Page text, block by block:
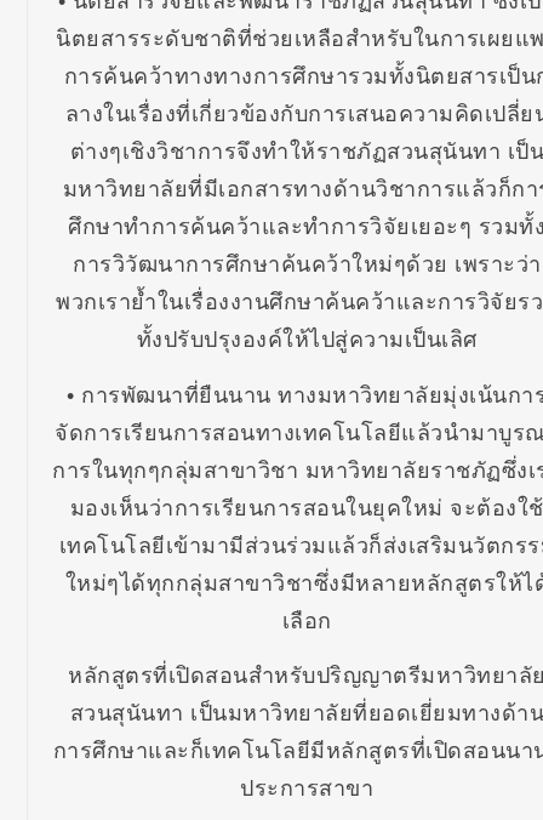
นิตยสารระดับชาติที่ช่วยเหลือสำหรับในการเผยแ
การค้นคว้าทางทางการศึกษารวมทั้งนิตยสารเป็น
ลางในเรื่องที่เกี่ยวข้องกับการเสนอความคิดเปลี่ย
ต่างๆเชิงวิชาการจึงทำให้ราชภัฏสวนสุนันทา เป็
มหาวิทยาลัยที่มีเอกสารทางด้านวิชาการแล้วก็กา
ศึกษาทำการค้นคว้าและทำการวิจัยเยอะๆ รวมทั้
การวิวัฒนาการศึกษาค้นคว้าใหม่ๆด้วย เพราะว่า
พวกเราย้ำในเรื่องงานศึกษาค้นคว้าและการวิจัยร
ทั้งปรับปรุงองค์ให้ไปสู่ความเป็นเลิศ
• การพัฒนาที่ยืนนาน ทางมหาวิทยาลัยมุ่งเน้นกา
จัดการเรียนการสอนทางเทคโนโลยีแล้วนำมาบูร
การในทุกๆกลุ่มสาขาวิชา มหาวิทยาลัยราชภัฏซึ่งเ
มองเห็นว่าการเรียนการสอนในยุคใหม่ จะต้องใช้
เทคโนโลยีเข้ามามีส่วนร่วมแล้วก็ส่งเสริมนวัตกร
ใหม่ๆได้ทุกกลุ่มสาขาวิชาซึ่งมีหลายหลักสูตรให้ไ
เลือก
หลักสูตรที่เปิดสอนสำหรับปริญญาตรีมหาวิทยาลั
สวนสุนันทา เป็นมหาวิทยาลัยที่ยอดเยี่ยมทางด้า
การศึกษาและก็เทคโนโลยีมีหลักสูตรที่เปิดสอนนา
ประการสาขา